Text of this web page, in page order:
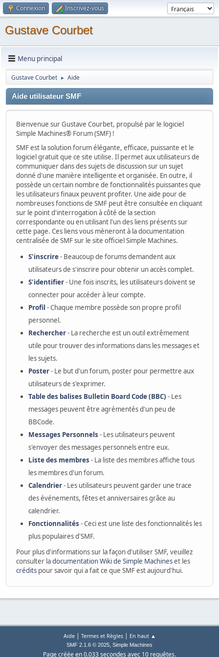
Connexion Inscrivez-vous
Gustave Courbet
Menu principal
Gustave Courbet ► Aide
Aide utilisateur SMF
Bienvenue sur Gustave Courbet, propulsé par le logiciel
Simple Machines® Forum (SMF) !
SMF est la solution forum élégante, efficace, puissante et le
logiciel gratuit que ce site utilise. Il permet aux utilisateurs de
communiquer dans des sujets de discussion sur un sujet
donné d'une manière intelligente et organisée. En outre, il
possède un certain nombre de fonctionnalités puissantes que
les utilisateurs finaux peuvent profiter. Une aide pour de
nombreuses fonctions de SMF peut être consultée en cliquant
sur le point d'interrogation à côté de la section
correspondante ou en utilisant l'un des liens présents sur
cette page. Ces liens vous mèneront à la documentation
centralisée de SMF sur le site officiel Simple Machines.
S'inscrire- Beaucoup de forums demandent aux
utilisateurs de s'inscrire pour obtenir un accès complet.
S'identifier- Une fois inscrits, les utilisateurs doivent se
connecter pour accéder à leur compte.
Profil - Chaque membre possède son propre profil
personnel.
Rechercher- La recherche est un outil extrêmement
utile pour trouver des informations dans les messages et
les sujets.
Poster- Le but d'un forum, poster pour permettre aux
utilisateurs de s'exprimer.
Table des balises Bulletin Board Code (BBC) - Les
messages peuvent être agrémentés d'un peu de
BBCode.
Messages Personnels - Les utilisateurs peuvent
s'envoyer des messages personnels entre eux.
Liste des membres - La liste des membres affiche tous
les membres d'un forum.
Calendrier- Les utilisateurs peuvent garder une trace
des événements, fêtes et anniversaires grâce au
calendrier.
Fonctionnalités - Ceci est une liste des fonctionnalités les
plus populaires d'SMF.
Pour plus d'informations sur la façon d'utiliser SMF, veuillez
consulter ladocumentation Wiki de Simple Machineset les
crédits pour savoir qui a fait ce que SMF est aujourd'hui.
Aide| Termes et Règles| En haut ▲
SMF 2.1.6 © 2025, Simple Machines
Page créée en 0.033 secondes avec 10 requêtes.